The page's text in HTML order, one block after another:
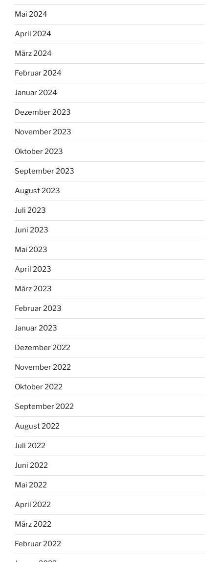
Mai 2024
April 2024
März 2024
Februar 2024
Januar 2024
Dezember 2023
November 2023
Oktober 2023
September 2023
August 2023
Juli 2023
Juni 2023
Mai 2023
April 2023
März 2023
Februar 2023
Januar 2023
Dezember 2022
November 2022
Oktober 2022
September 2022
August 2022
Juli 2022
Juni 2022
Mai 2022
April 2022
März 2022
Februar 2022